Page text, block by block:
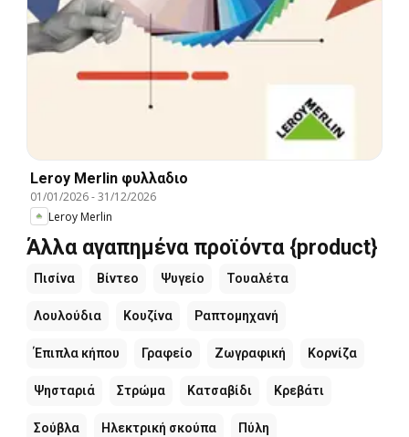
Leroy Merlin φυλλαδιο
01/01/2026-31/12/2026
Leroy Merlin
Άλλα αγαπημένα προϊόντα {product}
Πισίνα Βίντεο Ψυγείο Τουαλέτα
Λουλούδια Κουζίνα Ραπτομηχανή
Έπιπλα κήπου Γραφείο Ζωγραφική Κορνίζα
Ψησταριά Στρώμα Κατσαβίδι Κρεβάτι
Σούβλα Ηλεκτρική σκούπα Πύλη